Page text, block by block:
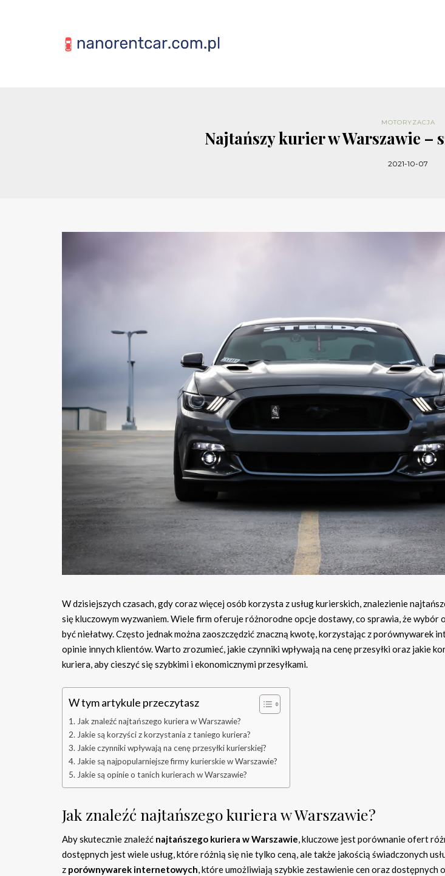
MOTORYZACJA
Najtańszy kurier w Warszawie –
2021-10-07
W dzisiejszych czasach, gdy coraz więcej osób korzysta z usług kurierskich, znalezienie
się kluczowym wyzwaniem. Wiele firm oferuje różnorodne opcje dostawy, co sprawia, że wybór
być niełatwy. Często jednak można zaoszczędzić znaczną kwotę, korzystając z porównywarek
opinie innych klientów. Warto zrozumieć, jakie czynniki wpływają na cenę przesyłki oraz jakie
kuriera, aby cieszyć się szybkimi i ekonomicznymi przesyłkami.
W tym artykule przeczytasz
Jak znaleźć najtańszego kuriera w Warszawie?
Jakie są korzyści z korzystania z taniego kuriera?
Jakie czynniki wpływają na cenę przesyłki kurierskiej?
Jakie są najpopularniejsze firmy kurierskie w Warszawie?
Jakie są opinie o tanich kurierach w Warszawie?
Jak znaleźć najtańszego kuriera w Warszawie?
Aby skutecznie znaleźć najtańszego kuriera w Warszawie, kluczowe jest porównanie ofert
dostępnych jest wiele usług, które różnią się nie tylko ceną, ale także jakością świadczonych
z porównywarek internetowych, które umożliwiają szybkie zestawienie cen oraz dostępnych